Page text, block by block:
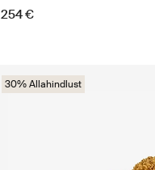
254 €
30% Allahindlust